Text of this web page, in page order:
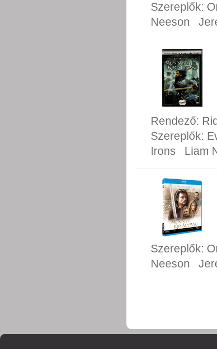
Szereplők:
Neeson
Rendező:
Szereplők:
Irons
Liam
Szereplők:
Neeson